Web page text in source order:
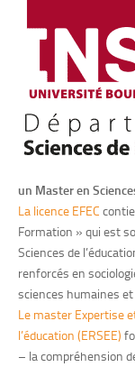
un Master en
La licence EFEC
Formation » qui est
Sciences de
renforcés en
sciences humaines
Le master Expertise
l’éducation (ERSEE)
– la compréhension